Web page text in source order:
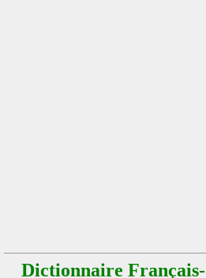
Dictionnaire Français-